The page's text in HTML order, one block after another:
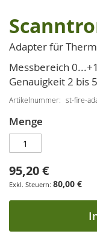
Zum
Anfang
der
Bildgalerie
springen
Adapter für
Messbereich
Genauigkeit 2 bis
Artikelnummer st-fire-
Menge
95,20 €
80,00 €